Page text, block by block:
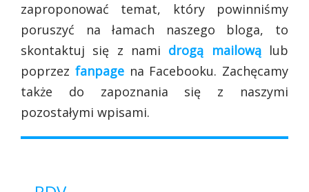
zaproponować temat, który powinniśmy
poruszyć na łamach naszego bloga, to
skontaktuj się z nami drogą mailowąlub
poprzez fanpagena Facebooku. Zachęcamy
także do zapoznania się z naszymi
pozostałymi wpisami.